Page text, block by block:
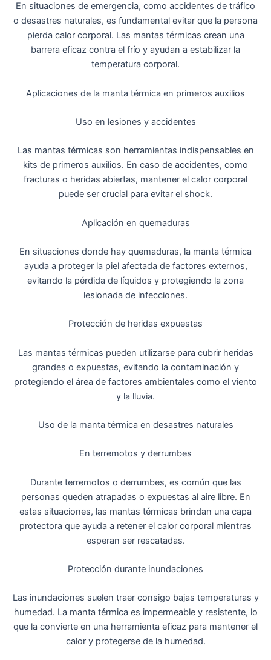
En situaciones de emergencia, como accidentes de tráfico
o desastres naturales, es fundamental evitar que la persona
pierda calor corporal. Las mantas térmicas crean una
barrera eficaz contra el frío y ayudan a estabilizar la
temperatura corporal.
Aplicaciones de la manta térmica en primeros auxilios
Uso en lesiones y accidentes
Las mantas térmicas son herramientas indispensables en
kits de primeros auxilios. En caso de accidentes, como
fracturas o heridas abiertas, mantener el calor corporal
puede ser crucial para evitar el shock.
Aplicación en quemaduras
En situaciones donde hay quemaduras, la manta térmica
ayuda a proteger la piel afectada de factores externos,
evitando la pérdida de líquidos y protegiendo la zona
lesionada de infecciones.
Protección de heridas expuestas
Las mantas térmicas pueden utilizarse para cubrir heridas
grandes o expuestas, evitando la contaminación y
protegiendo el área de factores ambientales como el viento
y la lluvia.
Uso de la manta térmica en desastres naturales
En terremotos y derrumbes
Durante terremotos o derrumbes, es común que las
personas queden atrapadas o expuestas al aire libre. En
estas situaciones, las mantas térmicas brindan una capa
protectora que ayuda a retener el calor corporal mientras
esperan ser rescatadas.
Protección durante inundaciones
Las inundaciones suelen traer consigo bajas temperaturas y
humedad. La manta térmica es impermeable y resistente, lo
que la convierte en una herramienta eficaz para mantener el
calor y protegerse de la humedad.